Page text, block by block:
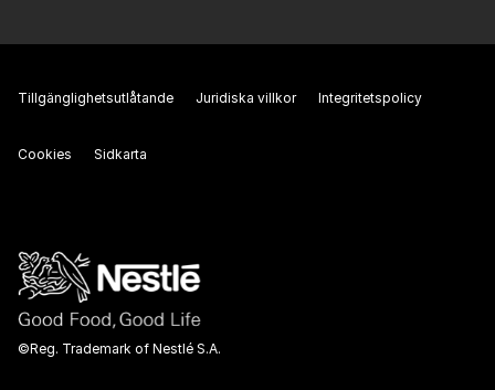
©Reg. Trademark of Nestlé S.A.
Tillgänglighetsutlåtande Juridiska villkor Integritetspolicy
Cookies Sidkarta